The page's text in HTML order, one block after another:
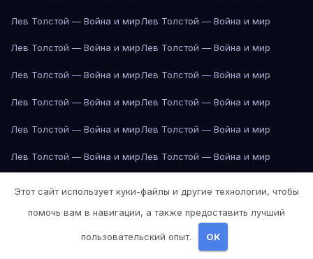
Лев Толстой — Война и мирЛев Толстой — Война и мир
Лев Толстой — Война и мирЛев Толстой — Война и мир
Лев Толстой — Война и мирЛев Толстой — Война и мир
Лев Толстой — Война и мирЛев Толстой — Война и мир
Лев Толстой — Война и мирЛев Толстой — Война и мир
Лев Толстой — Война и мирЛев Толстой — Война и мир
Лев Толстой — Война и мир Лев Толстой — Война и мир
Лев Толстой — Война и мирЛондонЛондонЛондон
Этот сайт использует куки-файлы и другие технологии, чтобы
помочь вам в навигации, а также предоставить лучший
пользовательский опыт. OK